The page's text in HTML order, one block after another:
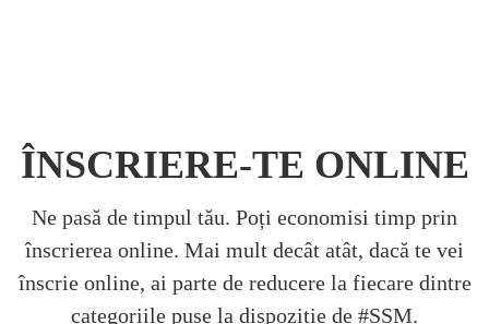
ÎNSCRIERE-TE ONLINE
Ne pasă de timpul tău. Poți economisi timp prin
înscrierea online. Mai mult decât atât, dacă te vei
înscrie online, ai parte de reducere la fiecare dintre
categoriile puse la dispoziție de #SSM.